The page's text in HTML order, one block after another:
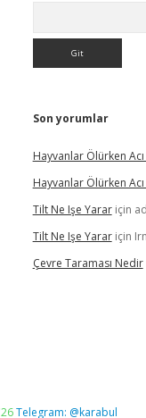
Son yorumlar
Hayvanlar Ölürken
Hayvanlar Ölürken
Tilt Ne Işe Yarariçin
Tilt Ne Işe Yarariçin
Çevre Taraması Nedir
Telegram: @karabul